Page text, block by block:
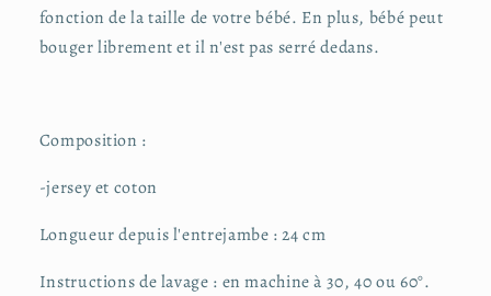
fonction de la taille de votre bébé. En plus, bébé peut
bouger librement et il n'est pas serré dedans.
Composition :
-jersey et coton
Longueur depuis l'entrejambe : 24 cm
Instructions de lavage : en machine à 30, 40 ou 60°.